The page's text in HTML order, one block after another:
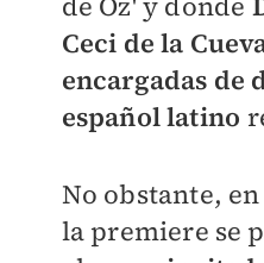
Ceci de la
encargadas de
español latino
No obstante,
la premiere se